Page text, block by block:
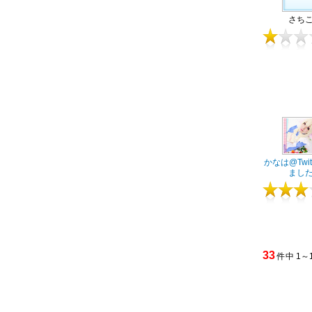
さち
かなは
まし
33件中 1～